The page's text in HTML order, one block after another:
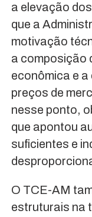
a elevação
que a
motivação
a composição
econômica e
preços de
nesse ponto,
que apontou
suficientes e
O TCE-AM
estruturais na